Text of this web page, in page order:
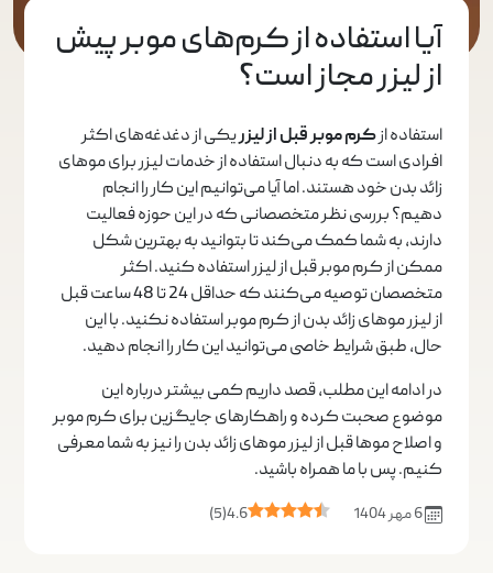
آیا استفاده از کرم‌های موبر پیش
از لیزر مجاز است؟
استفاده ازکرم موبر قبل از لیزریکی از دغدغه‌های اکثر
افرادی است که به دنبال استفاده از خدمات لیزر برای موهای
زائد بدن خود هستند. اما آیا می‌توانیم این کار را انجام
دهیم؟ بررسی نظر متخصصانی که در این حوزه فعالیت
دارند، به شما کمک می‌کند تا بتوانید به بهترین شکل
ممکن از کرم موبر قبل از لیزر استفاده کنید. اکثر
متخصصان توصیه می‌کنند که حداقل 24 تا 48 ساعت قبل
از لیزر موهای زائد بدن از کرم موبر استفاده نکنید. با این
حال، طبق شرایط خاصی می‌توانید این کار را انجام دهید.
در ادامه این مطلب، قصد داریم کمی بیشتر درباره این
موضوع صحبت کرده و راهکارهای جایگزین برای کرم موبر
و اصلاح موها قبل از لیزر موهای زائد بدن را نیز به شما معرفی
کنیم. پس با ما همراه باشید.
6 مهر 1404 4.6
(
5
)